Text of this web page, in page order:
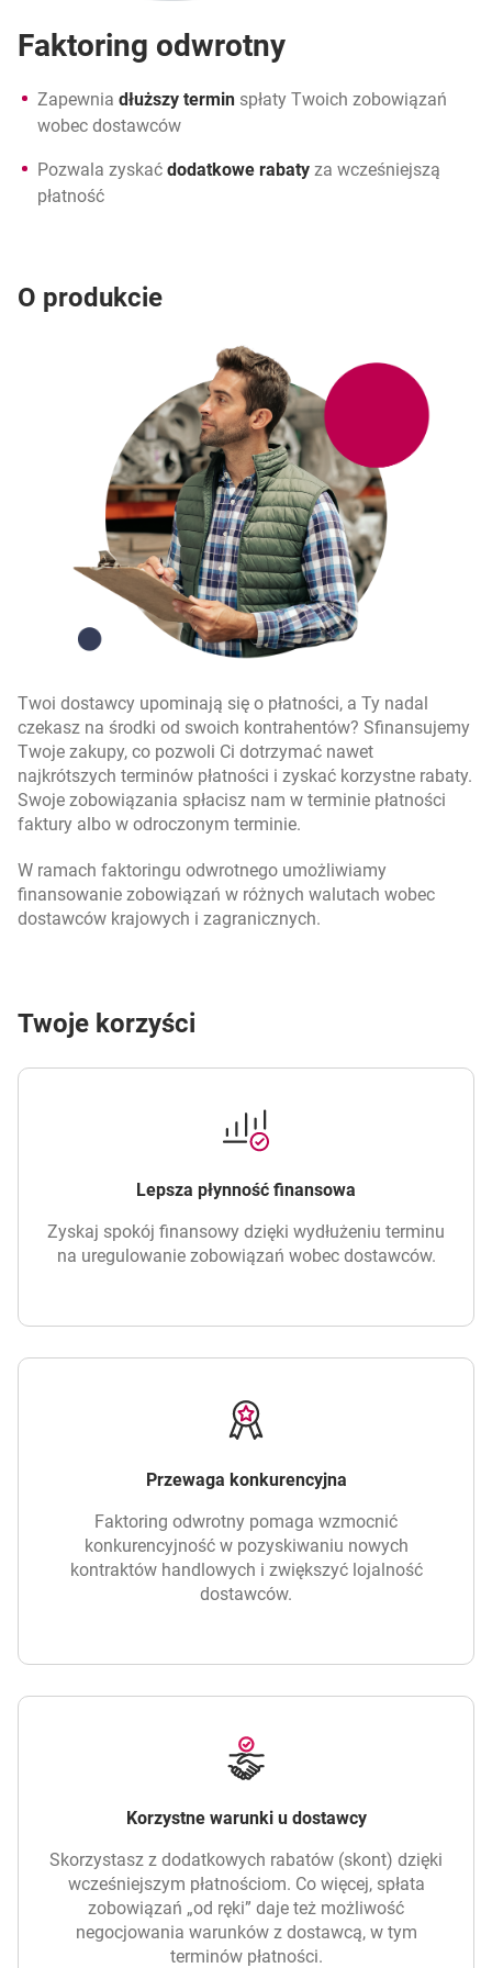
Faktoring odwrotny
Zapewnia dłuższy termin spłaty Twoich zobowiązań
wobec dostawców
Pozwala zyskać dodatkowe rabaty za wcześniejszą
płatność
O produkcie
Twoi dostawcy upominają się o płatności, a Ty nadal
czekasz na środki od swoich kontrahentów? Sfinansujemy
Twoje zakupy, co pozwoli Ci dotrzymać nawet
najkrótszych terminów płatności i zyskać korzystne rabaty.
Swoje zobowiązania spłacisz nam w terminie płatności
faktury albo w odroczonym terminie.
W ramach faktoringu odwrotnego umożliwiamy
finansowanie zobowiązań w różnych walutach wobec
dostawców krajowych i zagranicznych.
Twoje korzyści
Lepsza płynność finansowa
Zyskaj spokój finansowy dzięki wydłużeniu terminu
na uregulowanie zobowiązań wobec dostawców.
Przewaga konkurencyjna
Faktoring odwrotny pomaga wzmocnić
konkurencyjność w pozyskiwaniu nowych
kontraktów handlowych i zwiększyć lojalność
dostawców.
Korzystne warunki u dostawcy
Skorzystasz z dodatkowych rabatów (skont) dzięki
wcześniejszym płatnościom. Co więcej, spłata
zobowiązań „od ręki” daje też możliwość
negocjowania warunków z dostawcą, w tym
terminów płatności.